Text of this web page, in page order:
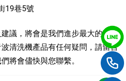
19巷5號
議，將會是我們進步最大的動
清洗機產品有任何疑問，請留言
將會儘快與您聯繫。